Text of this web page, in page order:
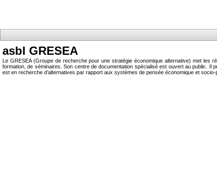
asbl GRESEA
Le GRESEA (Groupe de recherche pour une stratégie économique alternative) met les
formation, de séminaires. Son centre de documentation spécialisé est ouvert au public.
est en recherche d’alternatives par rapport aux systèmes de pensée économique et socio-